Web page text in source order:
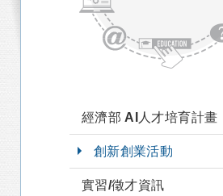
經濟部 AI人才培育計畫
創新創業活動
實習/徵才資訊